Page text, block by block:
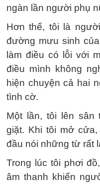
ngàn lần người phụ
Hơn thế, tôi là
đường mưu sinh
làm điều có lỗi với
điều mình không
hiện chuyện cả hai
tình cờ.
Một lần, tôi lên sân
giặt. Khi tôi mở
đầu nói những từ rất
Trong lúc tôi phơi
âm thanh khiến